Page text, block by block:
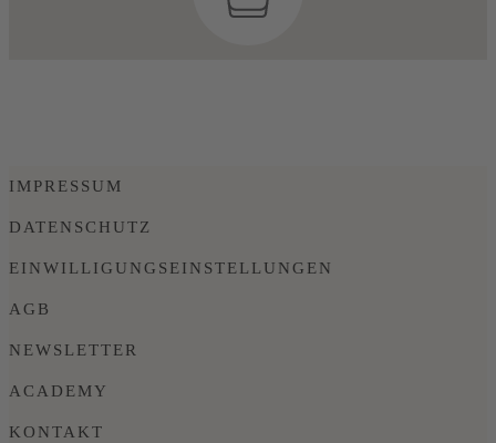
IMPRESSUM
DATENSCHUTZ
EINWILLIGUNGSEINSTELLUNGEN
AGB
NEWSLETTER
ACADEMY
KONTAKT